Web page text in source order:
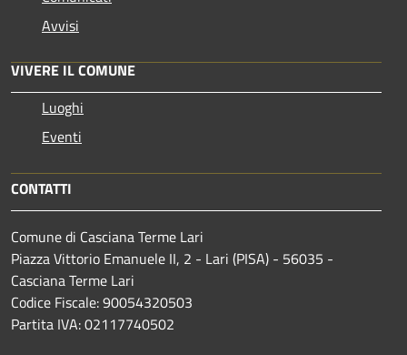
Avvisi
VIVERE IL COMUNE
Luoghi
Eventi
CONTATTI
Comune di Casciana Terme Lari
Piazza Vittorio Emanuele II, 2 - Lari (PISA) - 56035 -
Casciana Terme Lari
Codice Fiscale: 90054320503
Partita IVA: 02117740502